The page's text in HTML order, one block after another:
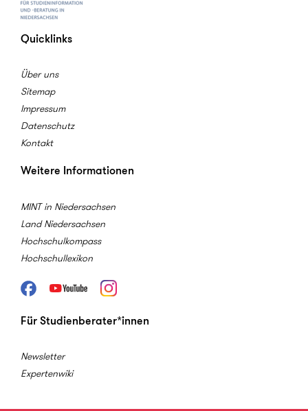
Quicklinks
Über uns
Sitemap
Impressum
Datenschutz
Kontakt
Weitere Informationen
MINT in Niedersachsen
Land Niedersachsen
Hochschulkompass
Hochschullexikon
FacebookYoutube Instagram
Für Studienberater*innen
Newsletter
Expertenwiki